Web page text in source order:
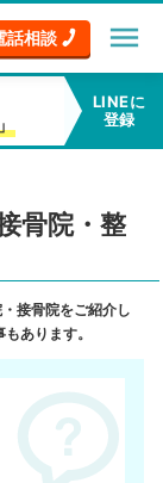
話相談 menu
LINEに
登録
骨院・整
接骨院をご紹介し
あります。